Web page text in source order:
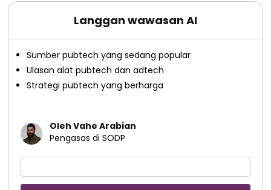
Langgan wawasan AI
Sumber pubtech yang sedang popular
Ulasan alat pubtech dan adtech
Strategi pubtech yang berharga
Oleh Vahe Arabian
Pengasas di SODP